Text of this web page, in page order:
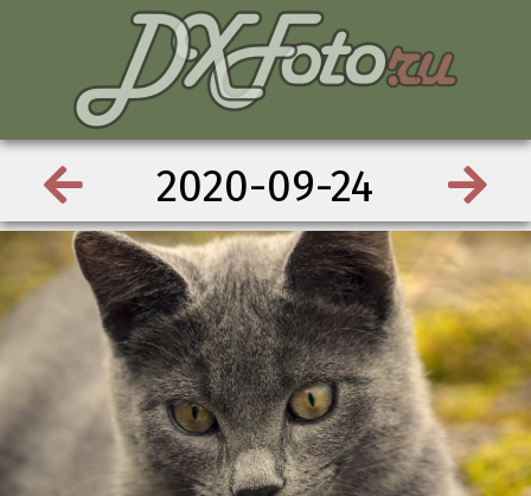
2020-09-24